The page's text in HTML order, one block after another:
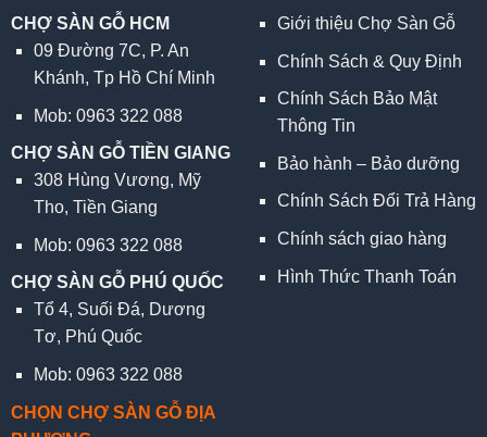
CHỢ SÀN GỖ HCM
09 Đường 7C, P. An
Khánh, Tp Hồ Chí Minh
Mob: 0963 322 088
CHỢ SÀN GỖ TIỀN GIANG
308 Hùng Vương, Mỹ
Tho, Tiền Giang
Mob: 0963 322 088
CHỢ SÀN GỖ PHÚ QUỐC
Tổ 4, Suối Đá, Dương
Tơ, Phú Quốc
Mob: 0963 322 088
CHỌN CHỢ SÀN GỖ ĐỊA
Giới thiệu Chợ Sàn Gỗ
Chính Sách & Quy Định
Chính Sách Bảo Mật
Thông Tin
Bảo hành – Bảo dưỡng
Chính Sách Đổi Trả Hàng
Chính sách giao hàng
Hình Thức Thanh Toán